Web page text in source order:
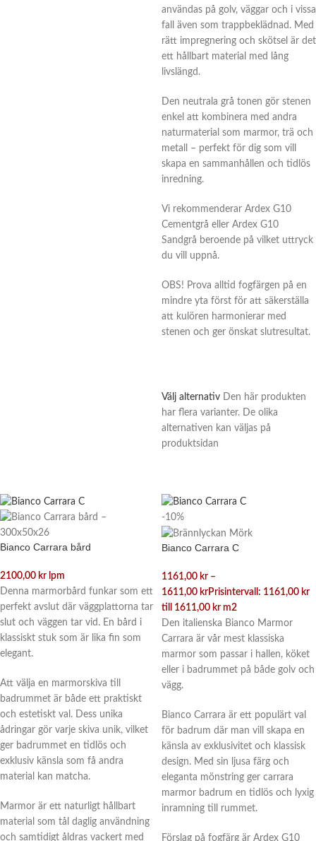
användas på golv, väggar och i vissa
fall även som trappbeklädnad. Med
rätt impregnering och skötsel är det
ett hållbart material med lång
livslängd.
Den neutrala grå tonen gör stenen
enkel att kombinera med andra
naturmaterial som marmor, trä och
metall – perfekt för dig som vill
skapa en sammanhållen och tidlös
inredning.
Vi rekommenderar Ardex G10
Cementgrå eller Ardex G10
Sandgrå beroende på vilket uttryck
du vill uppnå.
OBS! Prova alltid fogfärgen på en
mindre yta först för att säkerställa
att kulören harmonierar med
stenen och ger önskat slutresultat.
Välj alternativ Den här produkten
har flera varianter. De olika
alternativen kan väljas på
produktsidan
Bianco Carrara bård
2100,00 kr lpm
Denna marmorbård funkar som ett
perfekt avslut där väggplattorna tar
slut och väggen tar vid. En bård i
klassiskt stuk som är lika fin som
elegant.
Att välja en marmorskiva till
badrummet är både ett praktiskt
och estetiskt val. Dess unika
ådringar gör varje skiva unik, vilket
ger badrummet en tidlös och
exklusiv känsla som få andra
material kan matcha.
Marmor är ett naturligt hållbart
material som tål daglig användning
och samtidigt åldras vackert med
-10%
Bianco Carrara C
1161,00 kr –
1611,00 krPrisintervall: 1161,00 kr
till 1611,00 kr m2
Den italienska Bianco Marmor
Carrara är vår mest klassiska
marmor som passar i hallen, köket
eller i badrummet på både golv och
vägg.
Bianco Carrara är ett populärt val
för badrum där man vill skapa en
känsla av exklusivitet och klassisk
design. Med sin ljusa färg och
eleganta mönstring ger carrara
marmor badrum en tidlös och lyxig
inramning till rummet.
Förslag på fogfärg är Ardex G10